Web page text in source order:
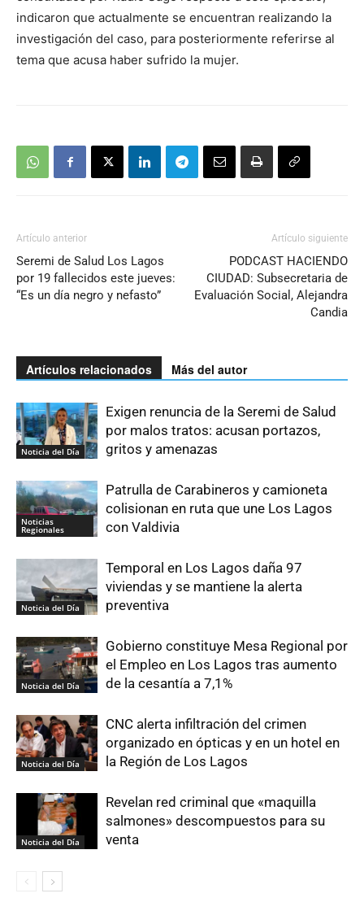
indicaron que actualmente se encuentran realizando la
investigación del caso, para posteriormente referirse al
tema que acusa haber sufrido la mujer.
Artículo anterior
Seremi de Salud Los Lagos
por 19 fallecidos este jueves:
“Es un día negro y nefasto”
Artículo siguiente
PODCAST HACIENDO
CIUDAD: Subsecretaria de
Evaluación Social, Alejandra
Candia
Artículos relacionados Más del autor
Noticia del Día
Exigen renuncia de la Seremi de Salud
por malos tratos: acusan portazos,
gritos y amenazas
Noticias
Regionales
Patrulla de Carabineros y camioneta
colisionan en ruta que une Los Lagos
con Valdivia
Noticia del Día
Temporal en Los Lagos daña 97
viviendas y se mantiene la alerta
preventiva
Noticia del Día
Gobierno constituye Mesa Regional por
el Empleo en Los Lagos tras aumento
de la cesantía a 7,1%
Noticia del Día
CNC alerta infiltración del crimen
organizado en ópticas y en un hotel en
la Región de Los Lagos
Noticia del Día
Revelan red criminal que «maquilla
salmones» descompuestos para su
venta